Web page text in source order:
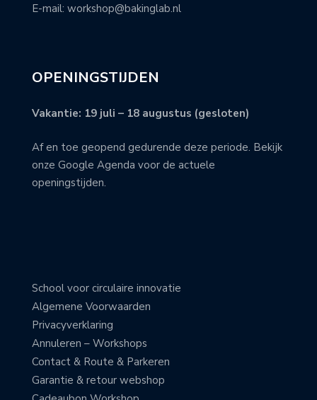
E-mail: workshop@bakinglab.nl
OPENINGSTIJDEN
Vakantie: 19 juli – 18 augustus (gesloten)
Af en toe geopend gedurende deze periode. Bekijk
onze Google Agenda voor de actuele
openingstijden.
School voor circulaire innovatie
Algemene Voorwaarden
Privacyverklaring
Annuleren – Workshops
Contact & Route & Parkeren
Garantie & retour webshop